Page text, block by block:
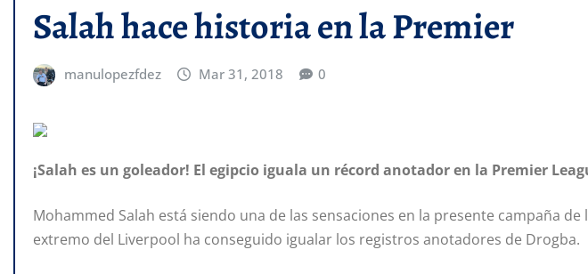
Salah hace historia en la Premier
manulopezfdez Mar 31, 2018 0
¡Salah es un goleador! El egipcio iguala un récord anotador en la Premier
Mohammed Salah está siendo una de las sensaciones en la presente campaña de
extremo del Liverpool ha conseguido igualar los registros anotadores de Drogba.